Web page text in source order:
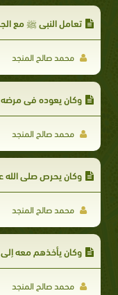
تعامل النبي ﷺ مع
محمد صالح المنجد
وكان يعوده في
محمد صالح المنجد
وكان يحرص صلى الله عليه وسلم على دعوتهم إلى
محمد صالح المنجد
وكان يأخذهم معه
محمد صالح المنجد